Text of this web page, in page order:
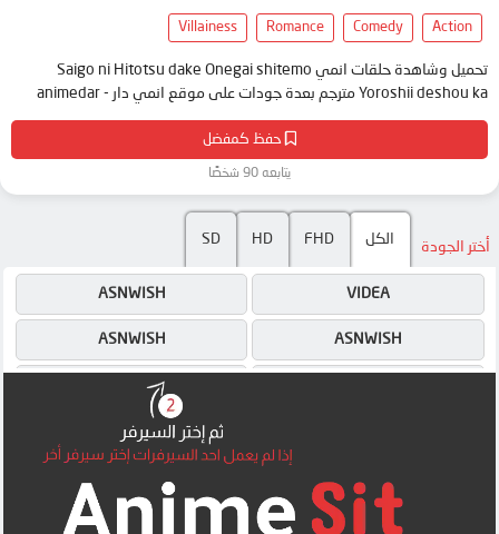
حفظ كمفضل
يتابعه 90 شخصًا
Action
Comedy
Romance
Villainess
تحميل وشاهدة حلقات انمي Saigo ni Hitotsu dake Onegai shitemo
Yoroshii deshou ka مترجم بعدة جودات على موقع انمي دار - animedar
أختر الجودة الكل FHD
HD
SD
VIDEA
MP4UPLOAD
MEGA
MP4UPLOAD
ASNWISH
ASNWISH
ASNWISH
MEGA